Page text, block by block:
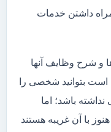
داشتن خدمات
و شرح وظایف آنها
است بتوانید شخصی را
نداشته باشد؛ اما
با آن غریبه هستند